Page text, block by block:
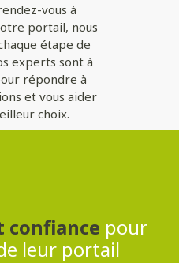
vous à
portail, nous
étape de
experts sont à
répondre à
et vous aider
choix.
confiance pour
leur portail